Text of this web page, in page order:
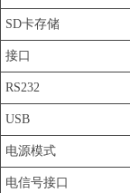
SD卡存储
接口
RS232
USB
电源模式
电信号接口